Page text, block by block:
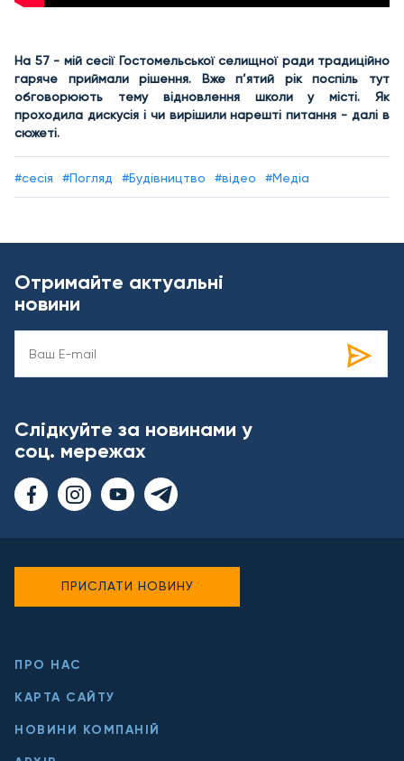
На 57 - мій сесії Гостомельської селищної ради традиційно
гаряче приймали рішення. Вже п’ятий рік поспіль тут
обговорюють тему відновлення школи у місті. Як
проходила дискусія і чи вирішили нарешті питання - далі в
сюжеті.
#сесія #Погляд #Будівництво #відео #Медіа
Отримайте актуальні
новини
Слідкуйте за новинами у
соц. мережах
ПРО НАС
КАРТА САЙТУ
НОВИНИ КОМПАНІЙ
ПРИСЛАТИ НОВИНУ